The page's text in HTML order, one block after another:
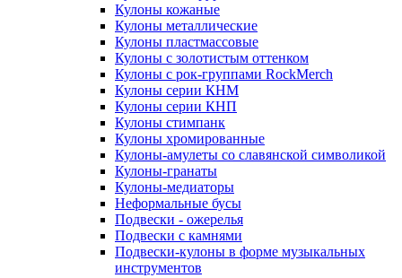
Кулоны кожаные
Кулоны металлические
Кулоны пластмассовые
Кулоны с золотистым оттенком
Кулоны с рок-группами RockMerch
Кулоны серии КНМ
Кулоны серии КНП
Кулоны стимпанк
Кулоны хромированные
Кулоны-амулеты со славянской символикой
Кулоны-гранаты
Кулоны-медиаторы
Неформальные бусы
Подвески - ожерелья
Подвески с камнями
Подвески-кулоны в форме музыкальных
инструментов